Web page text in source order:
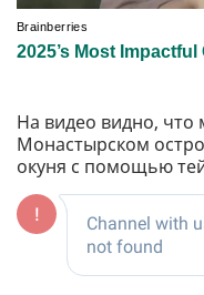
На видео видно, что
Монастырском
окуня с помощью